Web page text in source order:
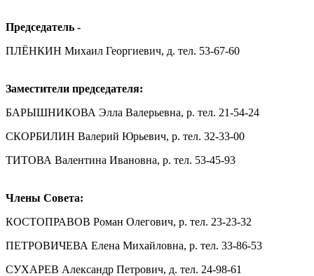
Председатель -
ПЛЁНКИН Михаил Георгиевич, д. тел. 53-67-60
Заместители председателя:
БАРЫШНИКОВА Элла Валерьевна, р. тел. 21-54-24
СКОРБИЛИН Валерий Юрьевич, р. тел. 32-33-00
ТИТОВА Валентина Ивановна, р. тел. 53-45-93
Члены Совета:
КОСТОПРАВОВ Роман Олегович, р. тел. 23-23-32
ПЕТРОВИЧЕВА Елена Михайловна, р. тел. 33-86-53
СУХАРЕВ Александр Петрович, д. тел. 24-98-61